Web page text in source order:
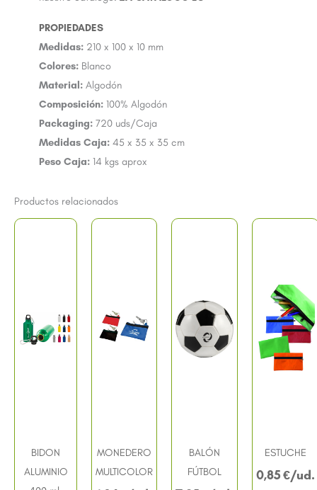
Medidas: 210 x 100 x 10 mm
Colores: Blanco
Material: Algodón
Composición: 100% Algodón
Packaging: 720 uds/Caja
Medidas Caja: 45 x 35 x 35 cm
Peso Caja: 14 kgs aprox
Productos relacionados
BIDON
ALUMINIO
MONEDERO
MULTICOLOR
BALÓN
FÚTBOL
ESTUCHE
0,85€